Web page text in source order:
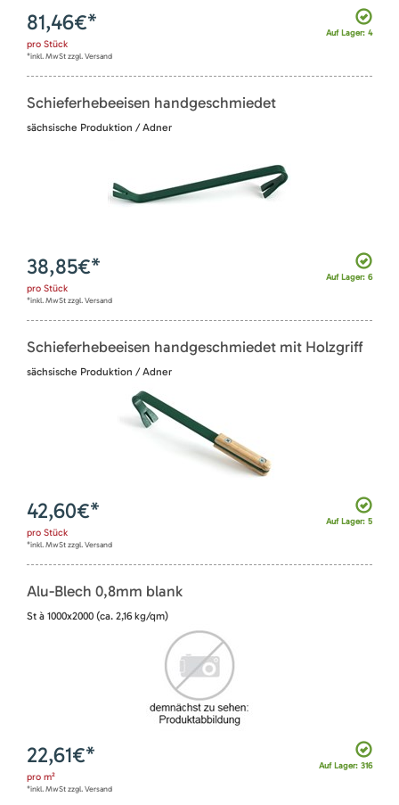
Auf Lager: 4
81,46€*
pro Stück
*inkl. MwSt zzgl. Versand
Schieferhebeeisen handgeschmiedet
sächsische Produktion / Adner
Auf Lager: 6
38,85€*
pro Stück
*inkl. MwSt zzgl. Versand
Schieferhebeeisen handgeschmiedet mit Holzgriff
sächsische Produktion / Adner
Auf Lager: 5
42,60€*
pro Stück
*inkl. MwSt zzgl. Versand
Alu-Blech 0,8mm blank
St à 1000x2000 (ca. 2,16 kg/qm)
Auf Lager: 316
22,61€*
pro m²
*inkl. MwSt zzgl. Versand